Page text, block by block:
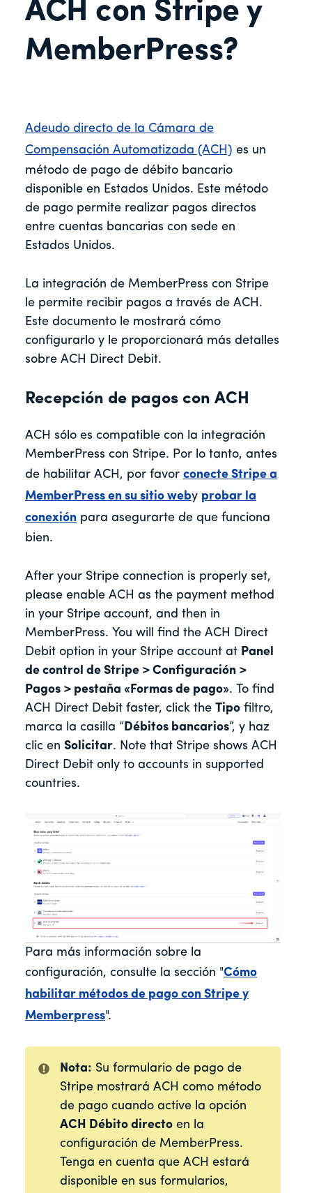
ACH con Stripe y
MemberPress?
Adeudo directo de la Cámara de
Compensación Automatizada (ACH) es un
método de pago de débito bancario
disponible en Estados Unidos. Este método
de pago permite realizar pagos directos
entre cuentas bancarias con sede en
Estados Unidos.
La integración de MemberPress con Stripe
le permite recibir pagos a través de ACH.
Este documento le mostrará cómo
configurarlo y le proporcionará más detalles
sobre ACH Direct Debit.
Recepción de pagos con ACH
ACH sólo es compatible con la integración
MemberPress con Stripe. Por lo tanto, antes
de habilitar ACH, por favor conecte Stripe a
MemberPress en su sitio weby probar la
conexión para asegurarte de que funciona
bien.
After your Stripe connection is properly set,
please enable ACH as the payment method
in your Stripe account, and then in
MemberPress. You will find the ACH Direct
Debit option in your Stripe account at Panel
de control de Stripe > Configuración >
Pagos > pestaña «Formas de pago». To find
ACH Direct Debit faster, click the Tipo filtro,
marca la casilla “Débitos bancarios”, y haz
clic en Solicitar. Note that Stripe shows ACH
Direct Debit only to accounts in supported
countries.
Para más información sobre la
configuración, consulte la sección "Cómo
habilitar métodos de pago con Stripe y
Memberpress".
Nota: Su formulario de pago de
Stripe mostrará ACH como método
de pago cuando active la opción
ACH Débito directoen la
configuración de MemberPress.
Tenga en cuenta que ACH estará
disponible en sus formularios,